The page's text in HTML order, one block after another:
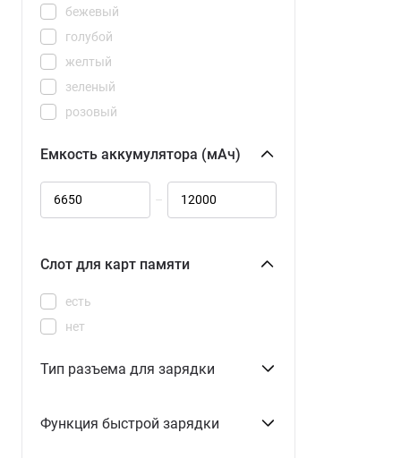
2800x1840
3200x2136
бежевый
голубой
желтый
зеленый
розовый
серый
синий
Емкость аккумулятора (мАч)
–
Слот для карт памяти
есть
нет
Тип разъема для зарядки
Функция быстрой зарядки